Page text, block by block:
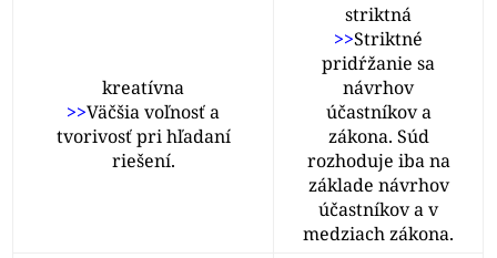
kreatívna
>>Väčšia voľnosť a
tvorivosť pri hľadaní
riešení.
striktná
>>Striktné
pridŕžanie sa
návrhov
účastníkov a
zákona. Súd
rozhoduje iba na
základe návrhov
účastníkov a v
medziach zákona.